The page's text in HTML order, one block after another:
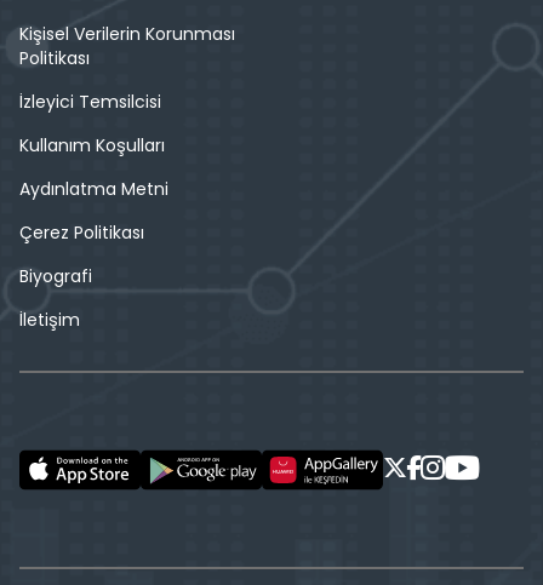
Kişisel Verilerin Korunması
Politikası
İzleyici Temsilcisi
Kullanım Koşulları
Aydınlatma Metni
Çerez Politikası
Biyografi
İletişim